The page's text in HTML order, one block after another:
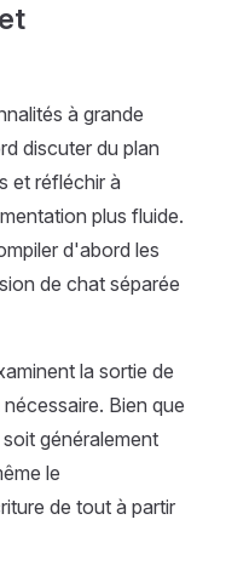
à grande
discuter du plan
et réfléchir à
plus fluide.
d'abord les
de chat séparée
la sortie de
Bien que
généralement
le
de tout à partir